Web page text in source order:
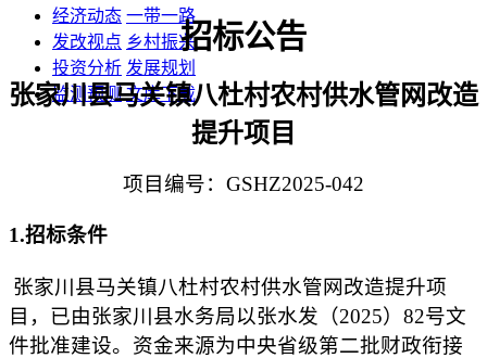
经济动态 一带一路
发改视点 乡村振兴
投资分析 发展规划
监测预测 文库下载
招标公告
张家川县马关镇八杜村农村供水管网改造
提升项目
项目编号： GSHZ2025-042
1.招标条件
张家川县马关镇八杜村农村供水管网改造提升项
目 ，已由张家川县水务局以张水发 （2025） 82号文
件批准建设。资金来源为中央省级第二批财政衔接